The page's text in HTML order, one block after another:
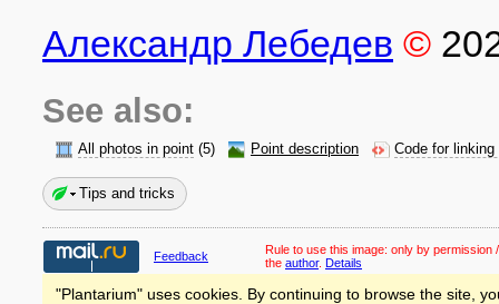
Александр Лебедев ©
See also:
All photos in point (5) Point description Code for linking
Tips and tricks
Feedback Rule to use this image: only by permission
the author. Details
"Plantarium" uses cookies. By continuing to browse the site,